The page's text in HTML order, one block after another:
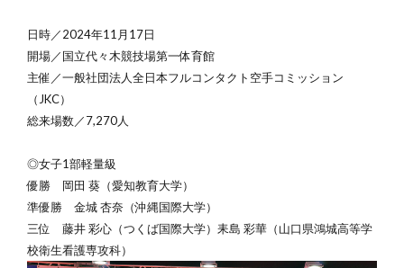
日時／2024年11 月17日
開場／国立代々木競技場第一体育館
主催／一般社団法人全日本フルコンタクト空手コミッション
（JKC）
総来場数／7,270人
◎女子1部軽量級
優勝 岡田 葵（愛知教育大学）
準優勝 金城 杏奈（沖縄国際大学）
三位 藤井 彩心（つくば国際大学）耒島 彩華（山口県鴻城高等学
校衛生看護専攻科）